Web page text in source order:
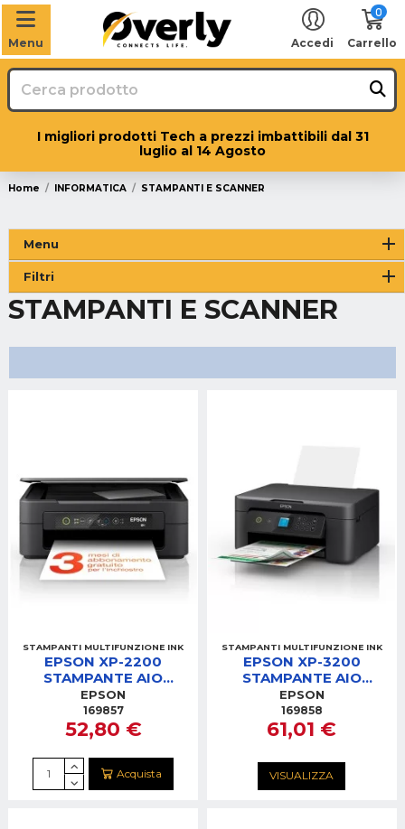
Menu Accedi
0
Carrello
I migliori prodotti Tech a prezzi imbattibili dal 31
luglio al 14 Agosto
Home INFORMATICA STAMPANTI E SCANNER
STAMPANTI E SCANNER
STAMPANTI MULTIFUNZIONE INK
EPSON XP-2200
STAMPANTE AIO
INKJET 3IN1 WIFI
EPSON
169857
52,80 €
Acquista
STAMPANTI MULTIFUNZIONE INK
EPSON XP-3200
STAMPANTE AIO
INKJET 3IN1 WIFI
EPSON
169858
61,01 €
VISUALIZZA
Menu
Filtri